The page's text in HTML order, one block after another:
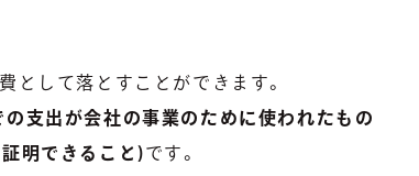
として落とすことができます。
の支出が会社の事業のために使われたもの
明できること)です。